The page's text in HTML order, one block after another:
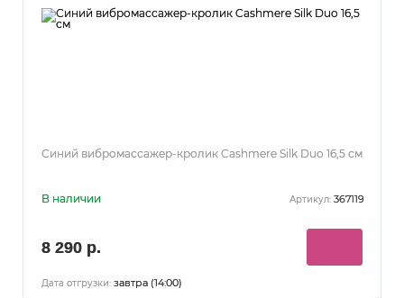
Синий вибромассажер-кролик Cashmere Silk Duo 16,5 см
В наличии Артикул: 367119
8 290 р.
Дата отгрузки: завтра (14:00)